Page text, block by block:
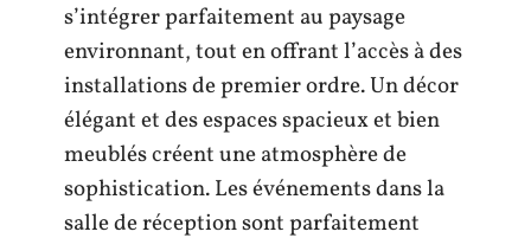
s’intégrer parfaitement au paysage
environnant, tout en offrant l’accès à des
installations de premier ordre. Un décor
élégant et des espaces spacieux et bien
meublés créent une atmosphère de
sophistication. Les événements dans la
salle de réception sont parfaitement